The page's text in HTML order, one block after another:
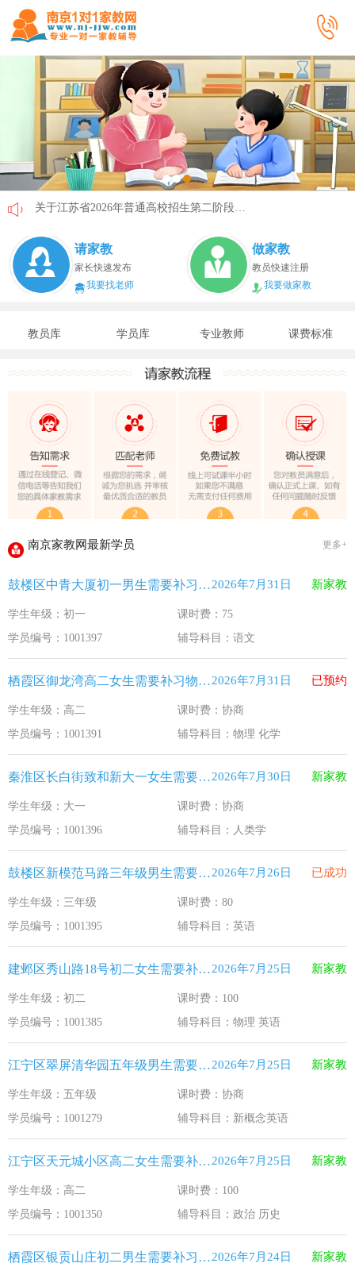
省教育厅最新发文！事关2026年普通高校综合评价招生改革
我市2026年春季学期学生资助申请开始
致全省中小学生家长的一封信
2025年12月江苏教育考试月历
最新！教育部等5部门发布20条举措
​2025年11月江苏教育考试月历
5个新突破！国新办发布会介绍“十四五”时期加快建设教育强
省教育厅最新发文！事关2026年普通高校综合评价招生改革 2026-4-10
我市2026年春季学期学生资助申请开始
速看！新学期开学安全提示！
致全省中小学生家长的一封信 2026-2-3
教育部关于做好2026年普通高校招生工作的通知 [教学(
江苏33个！教育部最新认定2025年第一批义务教育优质均
2025年12月江苏教育考试月历 2025-12-1
请家教
家长快速发布
我要找老师
做家教
教员快速注册
我要做家教
教员库 学员库 专业教师 课费标准
南京家教网最新学员 更多+
鼓楼区中青大厦初一男生需要补习语文2026年7月31日 新家教
学生年级：初一
课时费：75
学员编号：1001397
辅导科目：语文
栖霞区御龙湾高二女生需要补习物理 化学2026年7月31日 已预约
学生年级：高二
课时费：协商
学员编号：1001391
辅导科目：物理 化学
秦淮区长白街致和新大一女生需要补习人类学2026年7月30日 新家教
学生年级：大一
课时费：协商
学员编号：1001396
辅导科目：人类学
鼓楼区新模范马路三年级男生需要补习英语2026年7月26日 已成功
学生年级：三年级
课时费：80
学员编号：1001395
辅导科目：英语
建邺区秀山路18号初二女生需要补习物理 英语2026年7月25日 新家教
学生年级：初二
课时费：100
学员编号：1001385
辅导科目：物理 英语
江宁区翠屏清华园五年级男生需要补习新概念英语2026年7月25日 新家教
学生年级：五年级
课时费：协商
学员编号：1001279
辅导科目：新概念英语
江宁区天元城小区高二女生需要补习政治 历史2026年7月25日 新家教
学生年级：高二
课时费：100
学员编号：1001350
辅导科目：政治 历史
栖霞区银贡山庄初二男生需要补习英语2026年7月24日 新家教